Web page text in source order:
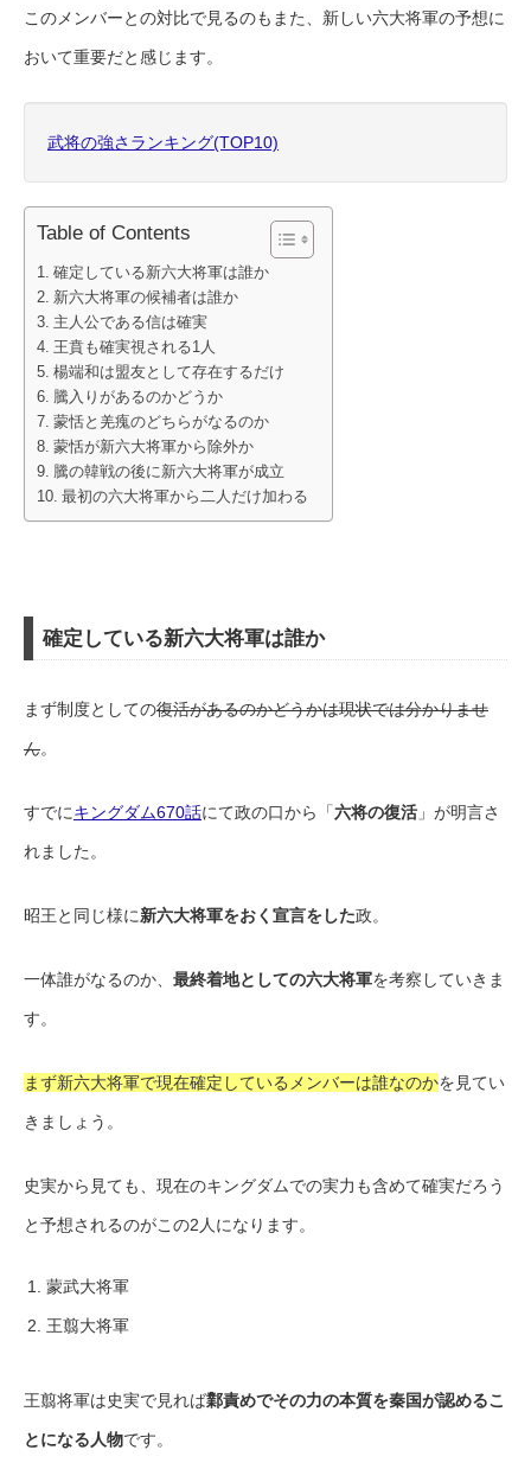
このメンバーとの対比で見るのもまた、新しい六大将軍の予想に
おいて重要だと感じます。
武将の強さランキング(TOP10)
Table of Contents
確定している新六大将軍は誰か
新六大将軍の候補者は誰か
主人公である信は確実
王賁も確実視される1人
楊端和は盟友として存在するだけ
騰入りがあるのかどうか
蒙恬と羌瘣のどちらがなるのか
蒙恬が新六大将軍から除外か
騰の韓戦の後に新六大将軍が成立
最初の六大将軍から二人だけ加わる
確定している新六大将軍は誰か
まず制度としての復活があるのかどうかは現状では分かりませ
ん。
すでにキングダム670話にて政の口から「六将の復活 」が明言さ
れました。
昭王と同じ様に新六大将軍をおく宣言をした政。
一体誰がなるのか、 最終着地としての六大将軍を考察していきま
す。
まず新六大将軍で現在確定しているメンバーは誰なのかを見てい
きましょう。
史実から見ても、現在のキングダムでの実力も含めて確実だろう
と予想されるのがこの2人になります。
蒙武大将軍
王翦大将軍
王翦将軍は史実で見れば鄴責めでその力の本質を秦国が認めるこ
とになる人物です。